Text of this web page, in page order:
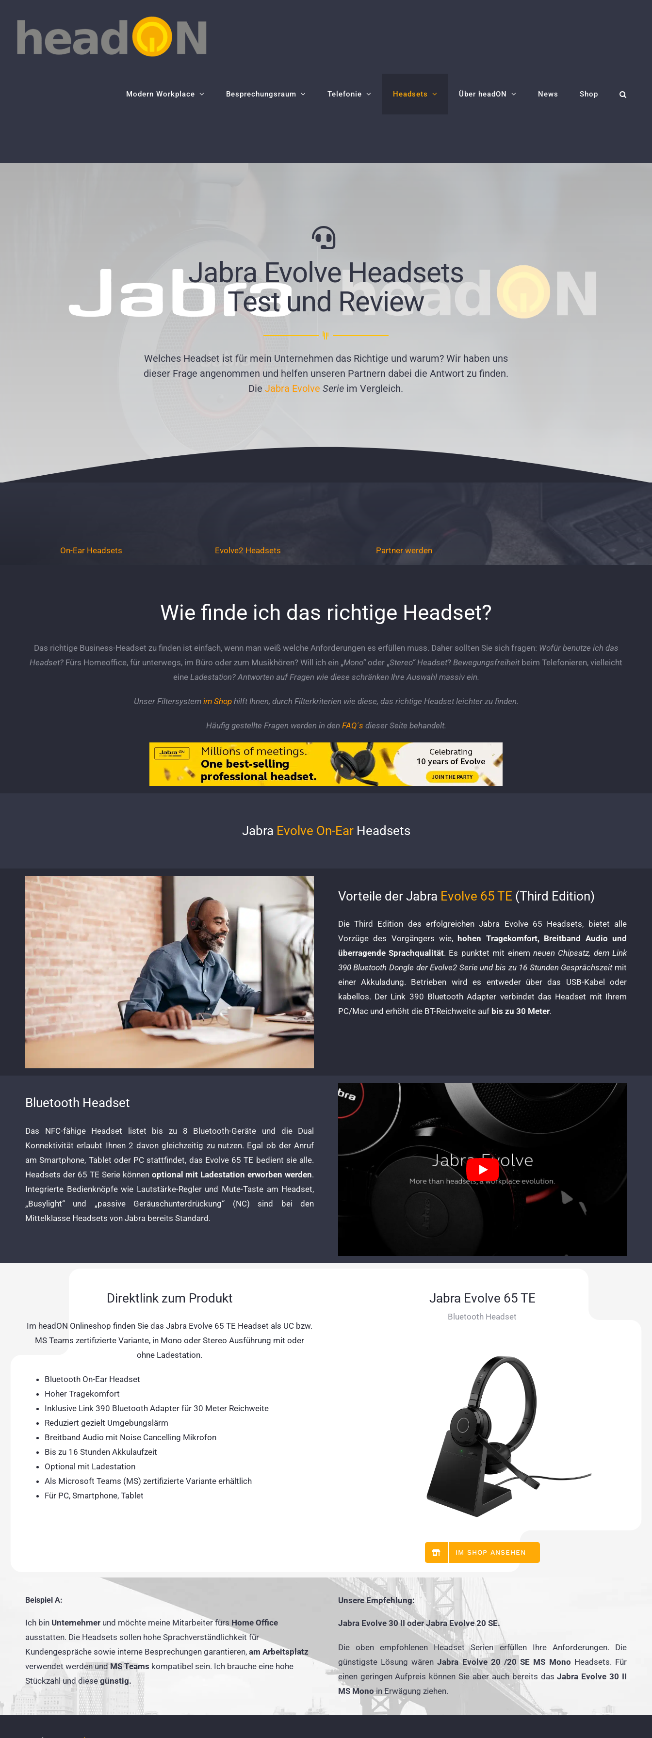
content
Modern Workplace Besprechungsraum Telefonie Headsets Über headON News Shop
Jabra Evolve Headsets
Test und Review
Welches Headset ist für mein Unternehmen das Richtige und warum? Wir haben uns
dieser Frage angenommen und helfen unseren Partnern dabei die Antwort zu finden.
DieJabra Evolve Serie im Vergleich.
On-Ear Headsets Evolve2 Headsets Partner werden
Wie finde ich das richtige Headset?
Das richtige Business-Headset zu finden ist einfach, wenn man weiß welche Anforderungen es erfüllen muss. Daher sollten Sie sich fragen: Wofürbenutze ich das
Headset? Fürs Homeoffice, für unterwegs, im Büro oder zum Musikhören? Will ich ein „Mono“oder „Stereo“ Headset? Bewegungsfreiheitbeim Telefonieren, vielleicht
eine Ladestation? Antworten auf Fragen wie diese schränken Ihre Auswahl massiv ein.
Unser Filtersystem im Shophilft Ihnen, durch Filterkriterien wie diese, das richtige Headset leichter zu finden.
Häufig gestellte Fragen werden in den FAQ´s ​​ dieser Seite behandelt.
Jabra Evolve On-EarHeadsets
Vorteile der Jabra Evolve 65 TE (Third Edition)
Die Third Edition des erfolgreichen Jabra Evolve 65 Headsets, bietet alle
Vorzüge des Vorgängers wie, hohen Tragekomfort, Breitband Audio und
überragende Sprachqualität. Es punktet mit einem neuen Chipsatz, dem Link
390 Bluetooth Dongle der Evolve2 Serie und bis zu 16 Stunden Gesprächszeitmit
einer Akkuladung. Betrieben wird es entweder über das USB-Kabel oder
kabellos. Der Link 390 Bluetooth Adapter verbindet das Headset mit Ihrem
PC/Mac und erhöht die BT-Reichweite auf bis zu 30 Meter.
Bluetooth Headset
Das NFC-fähige Headset listet bis zu 8 Bluetooth-Geräte und die Dual
Konnektivität erlaubt Ihnen 2 davon gleichzeitig zu nutzen. Egal ob der Anruf
am Smartphone, Tablet oder PC stattfindet, das Evolve 65 TE bedient sie alle.
Headsets der 65 TE Serie können optional mit Ladestation erworben werden.
Integrierte Bedienknöpfe wie Lautstärke-Regler und Mute-Taste am Headset,
„Busylight“ und „passive Geräuschunterdrückung“ (NC) sind bei den
Mittelklasse Headsets von Jabra bereits Standard.
Direktlink zum Produkt
Im headON Onlineshop finden Siedas Jabra Evolve 65 TE Headset als UC bzw.
MS Teams zertifizierte Variante, in Mono oder Stereo Ausführung mit oder
ohne Ladestation.
Bluetooth On-Ear Headset
Hoher Tragekomfort
Inklusive Link 390 Bluetooth Adapter für 30 Meter Reichweite
Reduziert gezielt Umgebungslärm
Breitband Audio mit Noise Cancelling Mikrofon
Bis zu 16 Stunden Akkulaufzeit
Optional mit Ladestation
Als Microsoft Teams (MS) zertifizierte Variante erhältlich
Für PC, Smartphone, Tablet
Jabra Evolve 65 TE
Bluetooth Headset
IM SHOP ANSEHEN
Beispiel A:
Ich bin Unternehmerund möchte meine Mitarbeiter fürs Home Office
ausstatten. Die Headsets sollen hohe Sprachverständlichkeit für
Kundengespräche sowie interne Besprechungen garantieren, am Arbeitsplatz
verwendet werden undMS Teams kompatibel sein. Ich brauche eine hohe
Stückzahl und diesegünstig.
Unsere Empfehlung:
Jabra Evolve 30 II oder Jabra Evolve 20 SE.
Die oben empfohlenen Headset Serien erfüllen Ihre Anforderungen. Die
günstigste Lösung wärenJabra Evolve 20 /20 SE MS Mono Headsets. Für
einen geringen Aufpreis können Sie aber auch bereits dasJabra Evolve 30 II
MS Monoin Erwägung ziehen.